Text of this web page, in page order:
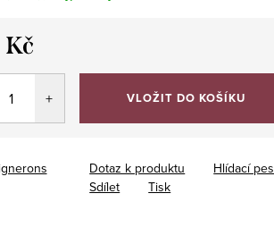
VLOŽIT DO KOŠÍKU
Tisk
Dotaz k produktu
Hlídací pes
Sdílet